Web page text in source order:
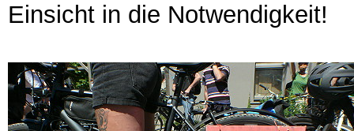
Einsicht in die Notwendigkeit!